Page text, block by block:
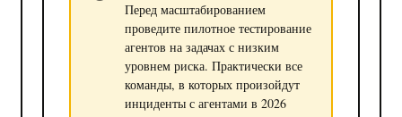
Перед масштабированием
проведите пилотное тестирование
агентов на задачах с низким
уровнем риска. Практически все
команды, в которых произойдут
инциденты с агентами в 2026